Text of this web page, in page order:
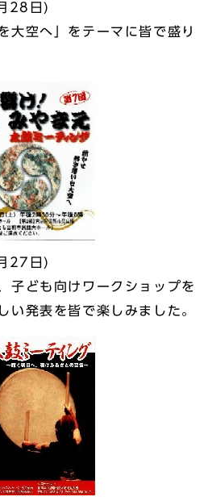
28日)
大空へ」をテーマに皆で盛り
27日)
子ども向けワークショップを
い発表を皆で楽しみました。